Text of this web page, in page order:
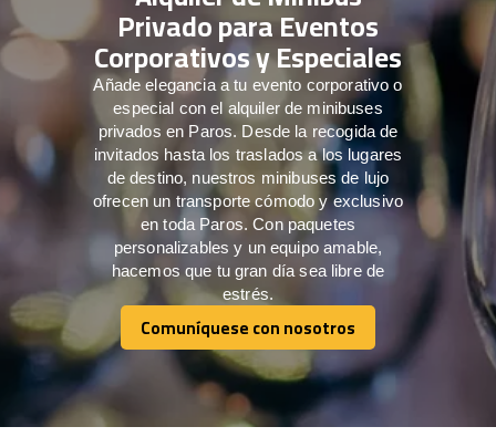
Privado para Eventos
Corporativos y Especiales
Añade elegancia a tu evento corporativo o
especial con el alquiler de minibuses
privados en Paros. Desde la recogida de
invitados hasta los traslados a los lugares
de destino, nuestros minibuses de lujo
ofrecen un transporte cómodo y exclusivo
en toda Paros. Con paquetes
personalizables y un equipo amable,
hacemos que tu gran día sea libre de
estrés.
Comuníquese con nosotros
Comuníquese con nosotros